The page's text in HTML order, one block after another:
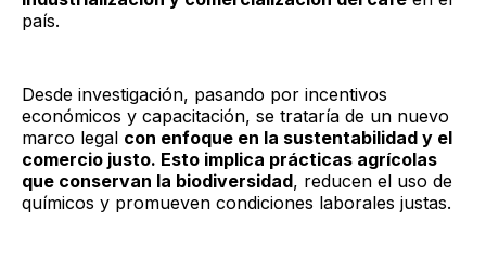
país.
Desde investigación, pasando por incentivos
económicos y capacitación, se trataría de un nuevo
marco legal con enfoque en la sustentabilidad y el
comercio justo. Esto implica prácticas agrícolas
que conservan la biodiversidad, reducen el uso de
químicos y promueven condiciones laborales justas.